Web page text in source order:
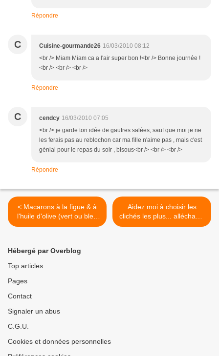
Répondre
C Cuisine-gourmande26 16/03/2010 08:12
<br /> Miam Miam ca a l'air super bon !<br /> Bonne journée !
<br /> <br /> <br />
Répondre
C cendcy 16/03/2010 07:05
<br /> je garde ton idée de gaufres salées, sauf que moi je ne
les ferais pas au reblochon car ma fille n'aime pas , mais c'est
génial pour le repas du soir , bisous<br /> <br /> <br />
Répondre
< Macarons à la figue & à
l'huile d'olive (vert ou bleu
?...)
Aidez moi à choisir les
clichés les plus... alléchants
! >
Hébergé par Overblog
Top articles
Pages
Contact
Signaler un abus
C.G.U.
Cookies et données personnelles